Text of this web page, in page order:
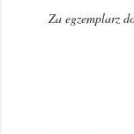
Za egzemplarz